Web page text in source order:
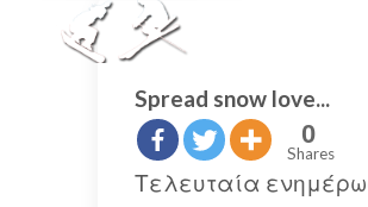
Spread snow love...
0
Shares
Τελευταία